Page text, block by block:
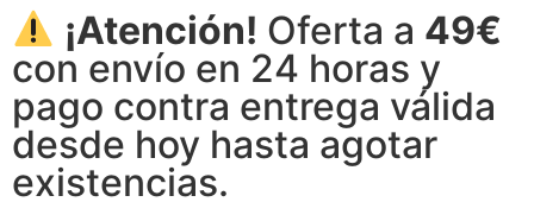
¡Atención! Oferta a 49€
con envío en 24 horas y
pago contra entrega válida
desde hoy hasta agotar
existencias.